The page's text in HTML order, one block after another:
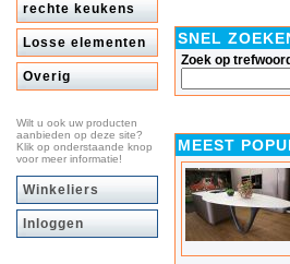
rechte keukens
Losse elementen
Overig
Wilt u ook uw producten
aanbieden op deze site?
Klik op onderstaande knop
voor meer informatie!
Winkeliers
Inloggen
SNEL
Zoek op
MEEST